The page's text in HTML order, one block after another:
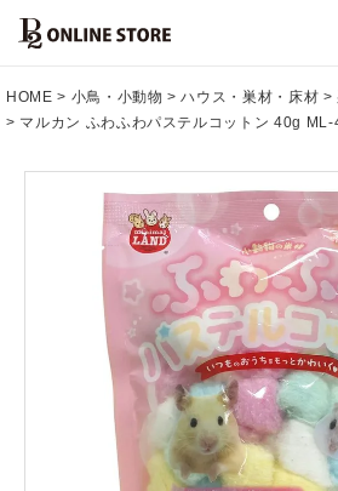
HOME 小鳥・小動物 ハウス・巣材・床材
マルカン ふわふわパステルコットン 40g ML-